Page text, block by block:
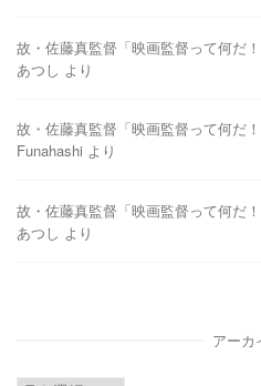
故・佐藤真監督「映画監督って何だ
あつし より
故・佐藤真監督「映画監督って何だ
Funahashi より
故・佐藤真監督「映画監督って何だ
あつし より
アーカ